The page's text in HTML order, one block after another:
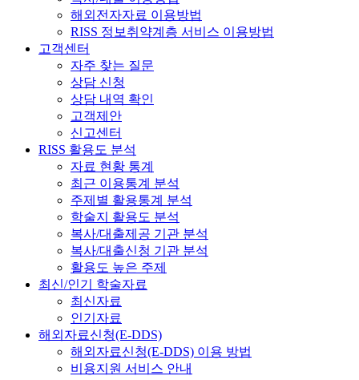
해외전자자료 이용방법
RISS 정보취약계층 서비스 이용방법
고객센터
자주 찾는 질문
상담 신청
상담 내역 확인
고객제안
신고센터
RISS 활용도 분석
자료 현황 통계
최근 이용통계 분석
주제별 활용통계 분석
학술지 활용도 분석
복사/대출제공 기관 분석
복사/대출신청 기관 분석
활용도 높은 주제
최신/인기 학술자료
최신자료
인기자료
해외자료신청(E-DDS)
해외자료신청(E-DDS) 이용 방법
비용지원 서비스 안내